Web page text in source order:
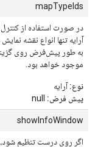
mapTypeIds
در صورت استفاده از
آرایه تنها انواع نقشه
موجود خواهد بود.
نوع:آرایه
پیش فرض:
showInfoWindow
اگر روی درست تنظیم